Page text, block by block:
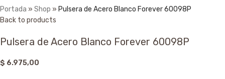
Portada » Shop » Pulsera de Acero Blanco Forever 60098P
Back to products
Pulsera de Acero Blanco Forever 60098P
$ 6.975,00